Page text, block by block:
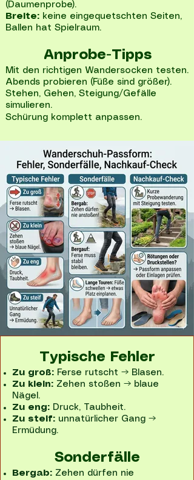
(Daumenprobe).
Breite: keine eingequetschten Seiten,
Ballen hat Spielraum.
Anprobe-Tipps
Mit den richtigen Wandersocken testen.
Abends probieren (Füße sind größer).
Stehen, Gehen, Steigung/Gefälle
simulieren.
Schürung komplett anpassen.
Typische Fehler
Zu groß: Ferse rutscht → Blasen.
Zu klein: Zehen stoßen → blaue
Nägel.
Zu eng: Druck, Taubheit.
Zu steif: unnatürlicher Gang →
Ermüdung.
Sonderfälle
Bergab: Zehen dürfen nie